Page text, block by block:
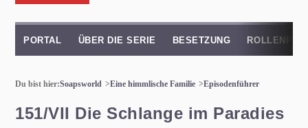
PORTAL ÜBER DIE SERIE BESETZUNG
Du bist hier:Soapsworld Eine himmlische Familie Episodenführer
151/VII Die Schlange im Paradies